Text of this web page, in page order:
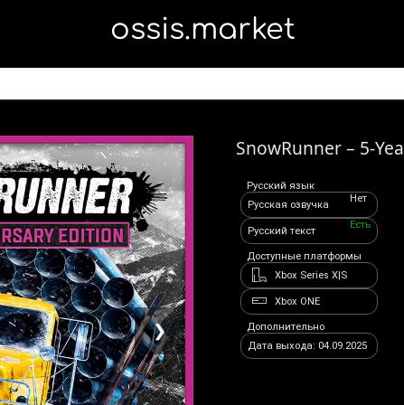
ossis.market
❯
SnowRunner – 5-
Русский язык
Русская озвучка
Нет
Русский текст
Есть
Доступные платформы
Xbox Series X|S
Xbox ONE
Дополнительно
Дата выхода: 04.09.2025